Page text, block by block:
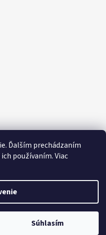
Ďalším prechádzaním
používaním. Viac
Súhlasím
Shoptet
. Všetky práva vyhradené.